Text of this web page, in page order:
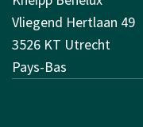
Vliegend Hertlaan 49
3526 KT Utrecht
Pays-Bas